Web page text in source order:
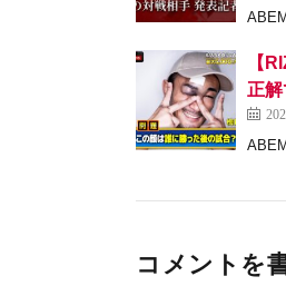
【
正
コメントを